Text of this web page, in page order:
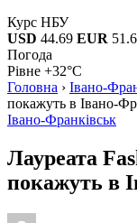
Курс НБУ
USD 44.69 EUR
Погода
Рівне +32°C
Головна › Івано-
покажуть в Івано-
Івано-Франківськ
Лауреата
покажуть в